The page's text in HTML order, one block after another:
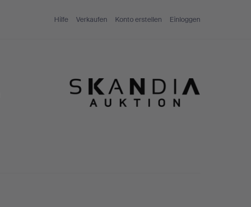
Hilfe Verkaufen Konto erstellen Einloggen